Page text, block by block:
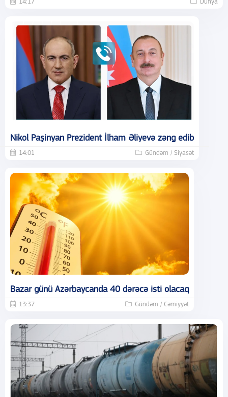
14:17 Dünya
Nikol Paşinyan Prezident İlham Əliyevə zəng edib
14:01 Gündəm / Siyasət
Bazar günü Azərbaycanda 40 dərəcə isti olacaq
13:37 Gündəm / Cəmiyyət